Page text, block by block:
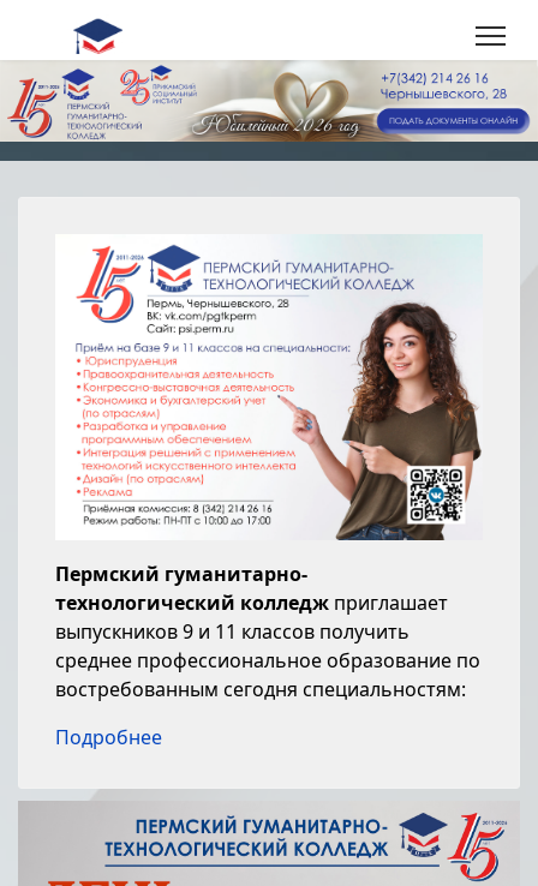
Пермский гуманитарно-
технологический колледж приглашает
выпускников 9 и 11 классов получить
среднее профессиональное образование по
востребованным сегодня специальностям:
Подробнее